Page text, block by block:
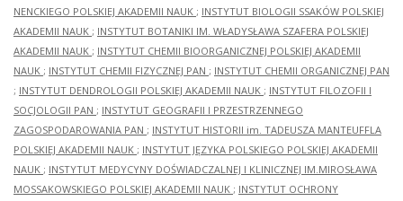
NENCKIEGO POLSKIEJ AKADEMII NAUK ; INSTYTUT BIOLOGII SSAKÓW POLSKIEJ
AKADEMII NAUK ; INSTYTUT BOTANIKI IM. WŁADYSŁAWA SZAFERA POLSKIEJ
AKADEMII NAUK ; INSTYTUT CHEMII BIOORGANICZNEJ POLSKIEJ AKADEMII
NAUK ; INSTYTUT CHEMII FIZYCZNEJ PAN ; INSTYTUT CHEMII ORGANICZNEJ PAN
; INSTYTUT DENDROLOGII POLSKIEJ AKADEMII NAUK ; INSTYTUT FILOZOFII I
SOCJOLOGII PAN ; INSTYTUT GEOGRAFII I PRZESTRZENNEGO
ZAGOSPODAROWANIA PAN ; INSTYTUT HISTORII im. TADEUSZA MANTEUFFLA
POLSKIEJ AKADEMII NAUK ; INSTYTUT JĘZYKA POLSKIEGO POLSKIEJ AKADEMII
NAUK ; INSTYTUT MEDYCYNY DOŚWIADCZALNEJ I KLINICZNEJ IM.MIROSŁAWA
MOSSAKOWSKIEGO POLSKIEJ AKADEMII NAUK ; INSTYTUT OCHRONY